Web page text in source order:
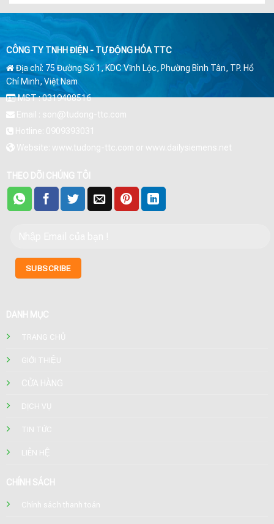
CÔNG TY TNHH ĐIỆN - TỰ ĐỘNG HÓA TTC
Địa chỉ: 75 Đường Số 1, KDC Vĩnh Lộc, Phường Bình Tân, TP. Hồ
Chí Minh, Việt Nam
MST : 0319408516
Email : son@tudong-ttc.com
Hotline: 0909393031
Website: www.tudong-ttc.com or www.dailysiemens.net
THEO DÕI CHÚNG TÔI
DANH MỤC
TRANG CHỦ
GIỚI THIỆU
CỬA HÀNG
DỊCH VỤ
TIN TỨC
LIÊN HỆ
CHÍNH SÁCH
Chính sách thanh toán